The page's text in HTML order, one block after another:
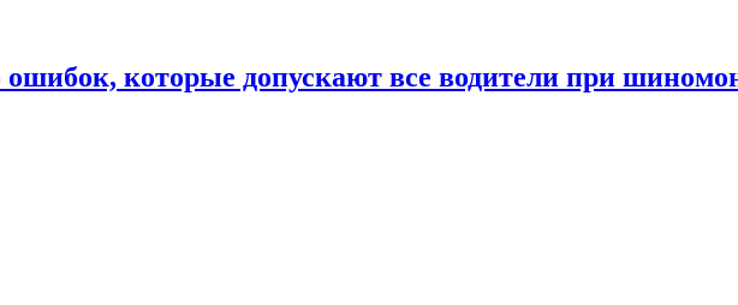
ошибок, которые допускают все водители при